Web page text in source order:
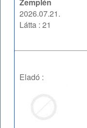
Zemplén
2026.07.21.
Látta : 21
Eladó :